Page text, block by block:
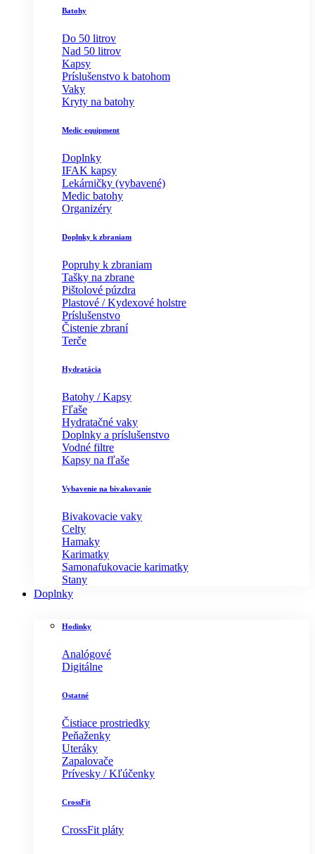
Batohy
Do 50 litrov
Nad 50 litrov
Kapsy
Príslušenstvo k batohom
Vaky
Kryty na batohy
Medic equipment
Doplnky
IFAK kapsy
Lekárničky (vybavené)
Medic batohy
Organizéry
Doplnky k zbraniam
Popruhy k zbraniam
Tašky na zbrane
Pištolové púzdra
Plastové / Kydexové holstre
Príslušenstvo
Čistenie zbraní
Terče
Hydratácia
Batohy / Kapsy
Fľaše
Hydratačné vaky
Doplnky a príslušenstvo
Vodné filtre
Kapsy na fľaše
Vybavenie na bivakovanie
Bivakovacie vaky
Celty
Hamaky
Karimatky
Samonafukovacie karimatky
Stany
Doplnky
Hodinky
Analógové
Digitálne
Ostatné
Čistiace prostriedky
Peňaženky
Uteráky
Zapalovače
Prívesky / Kľúčenky
CrossFit
CrossFit pláty